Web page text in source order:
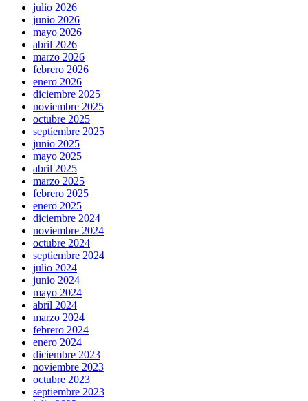
julio 2026
junio 2026
mayo 2026
abril 2026
marzo 2026
febrero 2026
enero 2026
diciembre 2025
noviembre 2025
octubre 2025
septiembre 2025
junio 2025
mayo 2025
abril 2025
marzo 2025
febrero 2025
enero 2025
diciembre 2024
noviembre 2024
octubre 2024
septiembre 2024
julio 2024
junio 2024
mayo 2024
abril 2024
marzo 2024
febrero 2024
enero 2024
diciembre 2023
noviembre 2023
octubre 2023
septiembre 2023